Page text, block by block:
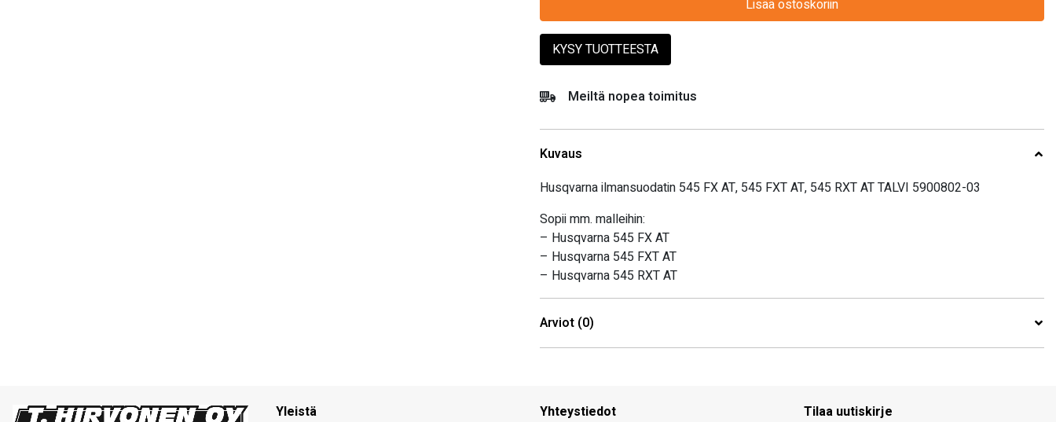
Lisää ostoskoriin
KYSY TUOTTEESTA
Meiltä nopea toimitus
Kuvaus
Husqvarna ilmansuodatin 545 FX AT, 545 FXT AT, 545 RXT AT TALVI 5900802-03
Sopii mm. malleihin:
– Husqvarna 545 FX AT
– Husqvarna 545 FXT AT
– Husqvarna 545 RXT AT
Arviot (0)
Yleistä
Yhteystiedot
Tilaa uutiskirje